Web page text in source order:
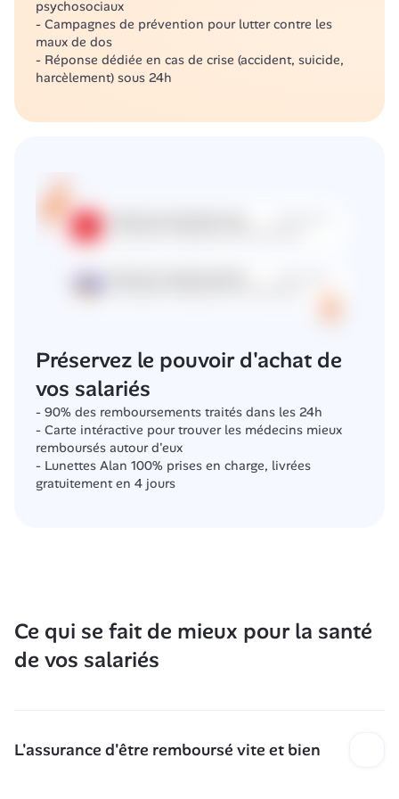
psychosociaux
- Campagnes de prévention pour lutter contre les
maux de dos
- Réponse dédiée en cas de crise (accident, suicide,
harcèlement) sous 24h
Préservez le pouvoir d'achat de
vos salariés
- 90% des remboursements traités dans les 24h
- Carte intéractive pour trouver les médecins mieux
remboursés autour d'eux
- Lunettes Alan 100% prises en charge, livrées
gratuitement en 4 jours
Ce qui se fait de mieux pour la santé
de vos salariés
L'assurance d'être remboursé vite et bien